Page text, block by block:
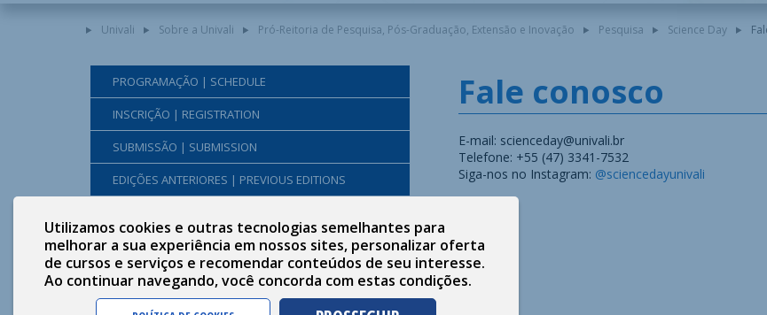
Univali Sobre a Univali Pró-Reitoria de Pesquisa, Pós-Graduação, Extensão e Inovação Pesquisa Science Day
PROGRAMAÇÃO | SCHEDULE
INSCRIÇÃO | REGISTRATION
SUBMISSÃO | SUBMISSION
EDIÇÕES ANTERIORES | PREVIOUS EDITIONS
Fale conosco
E-mail: scienceday@univali.br
Telefone: +55 (47) 3341-7532
Siga-nos no Instagram: @sciencedayunivali
Utilizamos cookies e outras tecnologias semelhantes para
melhorar a sua experiência em nossos sites, personalizar oferta
de cursos e serviços e recomendar conteúdos de seu interesse.
Ao continuar navegando, você concorda com estas condições.